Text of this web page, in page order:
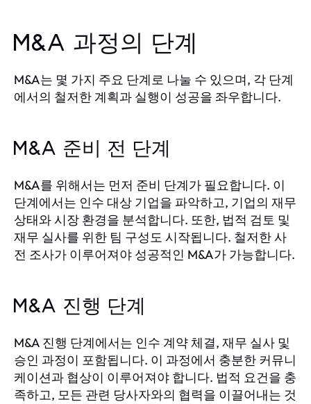
M&A 과정의 단계
M&A는 몇 가지 주요 단계로 나눌 수 있으며, 각 단계
에서의 철저한 계획과 실행이 성공을 좌우합니다.
M&A 준비 전 단계
M&A를 위해서는 먼저 준비 단계가 필요합니다. 이
단계에서는 인수 대상 기업을 파악하고, 기업의 재무
상태와 시장 환경을 분석합니다. 또한, 법적 검토 및
재무 실사를 위한 팀 구성도 시작됩니다. 철저한 사
전 조사가 이루어져야 성공적인 M&A가 가능합니다.
M&A 진행 단계
M&A 진행 단계에서는 인수 계약 체결, 재무 실사 및
승인 과정이 포함됩니다. 이 과정에서 충분한 커뮤니
케이션과 협상이 이루어져야 합니다. 법적 요건을 충
족하고, 모든 관련 당사자와의 협력을 이끌어내는 것